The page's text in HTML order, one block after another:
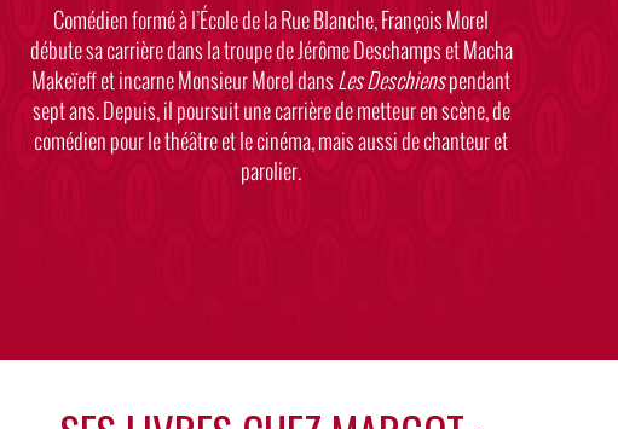
BodyComédien formé à l’École de la Rue Blanche, François Morel
débute sa carrière dans la troupe de Jérôme Deschamps et Macha
Makeïeff et incarne Monsieur Morel dansLes Deschienspendant
sept ans. Depuis, il poursuit une carrière de metteur en scène, de
comédien pour le théâtre et le cinéma, mais aussi de chanteur et
parolier.